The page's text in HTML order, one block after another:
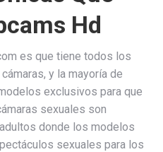
Hd
es que tiene todos los
y la mayoría de
exclusivos para que
sexuales son
donde los modelos
sexuales para los